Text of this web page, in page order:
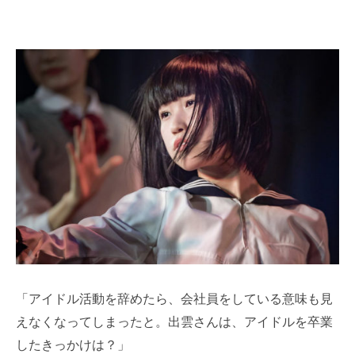
「アイドル活動を辞めたら、会社員をしている意味も見
えなくなってしまったと。出雲さんは、アイドルを卒業
したきっかけは？」